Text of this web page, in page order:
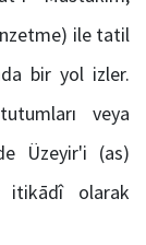
ile tatil
bir yol izler.
veya
Üzeyir'i (as)
itikādî olarak